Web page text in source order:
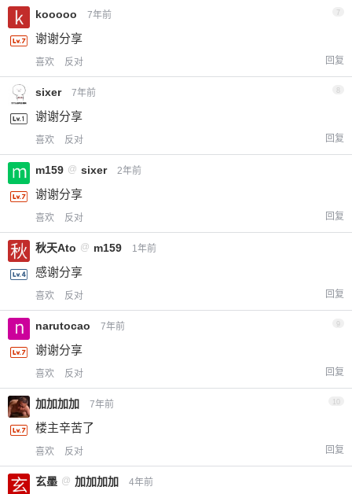
kooooo 7年前 7
谢谢分享
喜欢 反对 回复
sixer 7年前
谢谢分享
喜欢 反对 回复
m159 @ sixer 2年前
谢谢分享
喜欢 反对 回复
秋天Ato @ m159 1年前
感谢分享
喜欢 反对 回复
narutocao 7年前 9
谢谢分享
喜欢 反对 回复
加加加加 7年前
楼主辛苦了
喜欢 反对 回复
玄墨 @ 加加加加 4年前